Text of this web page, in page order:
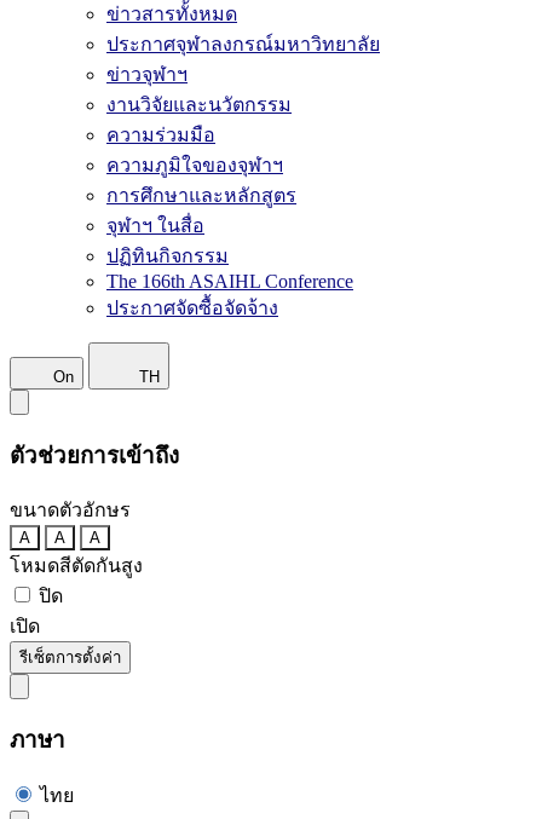
ข่าวสารทั้งหมด
ประกาศจุฬาลงกรณ์มหาวิทยาลัย
ข่าวจุฬาฯ
งานวิจัยและนวัตกรรม
ความร่วมมือ
ความภูมิใจของจุฬาฯ
การศึกษาและหลักสูตร
จุฬาฯ ในสื่อ
ปฏิทินกิจกรรม
The 166th ASAIHL Conference
ประกาศจัดซื้อจัดจ้าง
On TH
ตัวช่วยการเข้าถึง
ขนาดตัวอักษร
A A A
โหมดสีตัดกันสูง
ปิด
เปิด
รีเซ็ตการตั้งค่า
ภาษา
ไทย